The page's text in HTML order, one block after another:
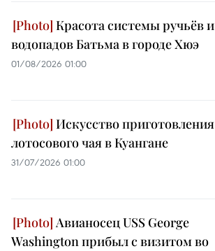
Красота системы ручьёв и
водопадов Батьма в городе Хюэ
01/08/2026 01:00
Искусство приготовления
лотосового чая в Куангане
31/07/2026 01:00
Авианосец USS George
Washington прибыл с визитом во